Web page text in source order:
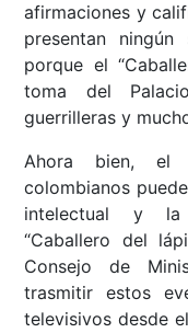
afirmaciones y
presentan
porque el
toma del
guerrilleras y
Ahora bien, el
colombianos
intelectual y la
“Caballero del
Consejo de
trasmitir estos
televisivos desde